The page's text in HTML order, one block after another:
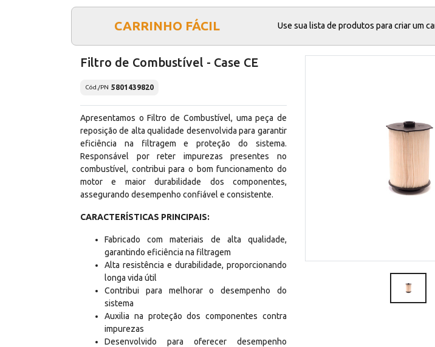
CARRINHO FÁCIL Use sua lista de produtos para criar um
Filtro de Combustível - Case CE
Cód./PN 5801439820
Apresentamos o Filtro de Combustível, uma peça de
reposição de alta qualidade desenvolvida para garantir
eficiência na filtragem e proteção do sistema.
Responsável por reter impurezas presentes no
combustível, contribui para o bom funcionamento do
motor e maior durabilidade dos componentes,
assegurando desempenho confiável e consistente.
CARACTERÍSTICAS PRINCIPAIS:
Fabricado com materiais de alta qualidade,
garantindo eficiência na filtragem
Alta resistência e durabilidade, proporcionando
longa vida útil
Contribui para melhorar o desempenho do
sistema
Auxilia na proteção dos componentes contra
impurezas
Desenvolvido para oferecer desempenho